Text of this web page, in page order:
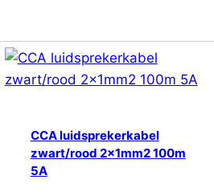
CCA luidsprekerkabel
zwart/rood 2x1mm2 100m
5A